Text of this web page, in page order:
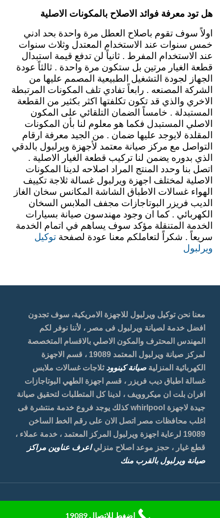
هل تود معرفة فوائد الاصلاح بالمكونات الاصلية
اولاً سوف تقوم باصلاح العطل مرة واحدة بحد ادني
خمس سنوات عند الاستخدام المعتدل وثلاث سنوات
عند الاستخدام المفرط . ثانياً لن تدفع قيمة استبدال
قطعة الغيار مرتين بل ستكون مرة واحدة . ثالثاً عودة
الجهاز لجودة التشغيل الطبيعية المصمم عليها من
الشركة المصنعه . رابعاً تفادي تلف المكونات المرتبطة
الاخري والذي قد تكون تكلفتها اكثر بكثير من القطعة
المستبدلة . خامساً الضمان التلقائي على المكون
الاصلي المستبدل فكما هو معلوم لنا بأن المكونات
المقلدة لايوجد عليها ضمان . من الجيد معرفة ارقام
التواصل مع مركز صيانة معتمد لأجهزة ويرلبول بالدقي
الذي بدوره يضمن لنا تركيب قطعة الغيار الاصلية .
اتصل بنا وحدد المنتج المراد اصلاحه لدينا المكونات
الاصلية لمختلف اجهزة ويرلبول غسالة ثلاجة تكييف
الهواء غسالات الاطباق الشاشة المكانس سخان الغاز
الديب فريزر البوتاجازات مجفف الملابس السخان
الكهربائي . كما ان وجود مهندسون صيانة بسيارات
الخدمة المتنقلة مؤكد سوف يساهم في اتمام الخدمة
سريعاً . شكراً لتعاملكم معنا عودة لصفحة توكيل
ويرلبول
معنا نحن توكيل ويرلبول للاجهزة الامريكية، سوف تجدون
افضل خدمة لصيانة ويرلبول فى مصر ، لأننا نوفر لكم
المهندس المحترف والمكون الاصلي بالاقسام المتخصصة
لمركز صيانة ويرلبول المعتمد 19089 ، قسم الاجهزة
الكهربائية المنزلية صيانة كينوود ثلاجات غسالات ملابس
غسالة اطباق ديب فريزر ، قسم اجهزة الطهي البوتاجازات
افران بلت ان ميكروويف ، لدينا كل المتطلبات لتحقيق صيانة
جيدة لاجهزة whirlpool كذلك يوجد فروع خدمة منتشرة فى
اغلب محافظات مصر اتصل الان على رقم الخط الساخن
19089 لرعاية اجهزة ويرلبول المركز المعتمد ، خدمة عملاء ،
قطع غيار ، حجز موعد اصلاح منزلياعرف عناوين مراكز
صيانة ويرلبول بالقرب منك
اضغط للاتصال 19089